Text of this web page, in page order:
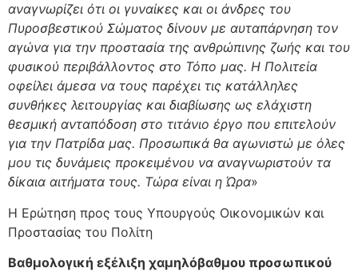
αναγνωρίζει ότι οι γυναίκες και οι άνδρες του
Πυροσβεστικού Σώματος δίνουν με αυταπάρνηση τον
αγώνα για την προστασία της ανθρώπινης ζωής και του
φυσικού περιβάλλοντος στο Τόπο μας. Η Πολιτεία
οφείλει άμεσα να τους παρέχει τις κατάλληλες
συνθήκες λειτουργίας και διαβίωσης ως ελάχιστη
θεσμική ανταπόδοση στο τιτάνιο έργο που επιτελούν
για την Πατρίδα μας. Προσωπικά θα αγωνιστώ με όλες
μου τις δυνάμεις προκειμένου να αναγνωριστούν τα
δίκαια αιτήματα τους. Τώρα είναι η Ώρα»
Η Ερώτηση προς τους Υπουργούς Οικονομικών και
Προστασίας του Πολίτη
Βαθμολογική εξέλιξη χαμηλόβαθμου προσωπικού